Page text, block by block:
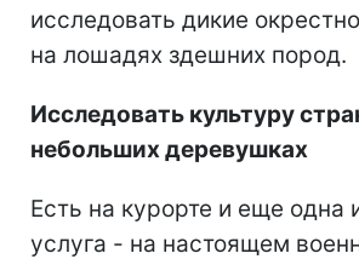
исследовать дикие
на лошадях здешних пород.
Исследовать культуру
небольших деревушках
Есть на курорте и еще одна
услуга - на настоящем